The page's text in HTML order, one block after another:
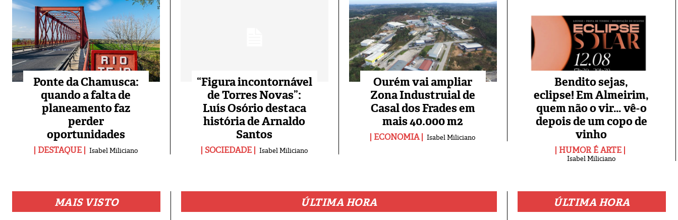
Ponte da Chamusca:
quando a falta de
planeamento faz
perder
oportunidades
DESTAQUE Isabel Miliciano
“Figura incontornável
de Torres Novas”:
Luís Osório destaca
história de Arnaldo
Santos
SOCIEDADE Isabel Miliciano
Ourém vai ampliar
Zona Industruial de
Casal dos Frades em
mais 40.000 m2
ECONOMIA Isabel Miliciano
Bendito sejas,
eclipse! Em Almeirim,
quem não o vir… vê-o
depois de um copo de
vinho
HUMOR É ARTE
Isabel Miliciano
MAIS VISTO ÚLTIMA HORA ÚLTIMA HORA